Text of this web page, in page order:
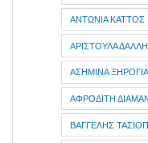
ΑΝΤΩΝΙΑ ΚΑΤΤΟΣ
ΑΡΙΣΤΟΥΛΑ ΔΑΛΛΗ
ΑΣΗΜΙΝΑ
ΑΦΡΟΔΙΤΗ
ΒΑΓΓΕΛΗΣ